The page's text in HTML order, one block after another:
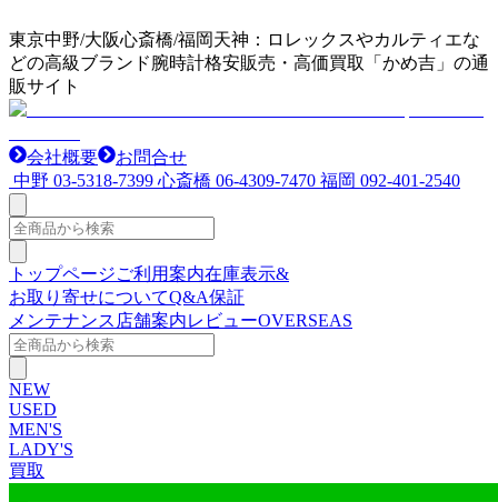
東京中野/大阪心斎橋/福岡天神：ロレックスやカルティエな
どの高級ブランド腕時計格安販売・高価買取「かめ吉」の通
販サイト
会社概要
お問合せ
中野 03-5318-7399 心斎橋 06-4309-7470 福岡 092-401-2540
トップページご利用案内在庫表示&
お取り寄せについてQ&A保証
メンテナンス 店舗案内レビューOVERSEAS
NEW
USED
MEN'S
LADY'S
買取